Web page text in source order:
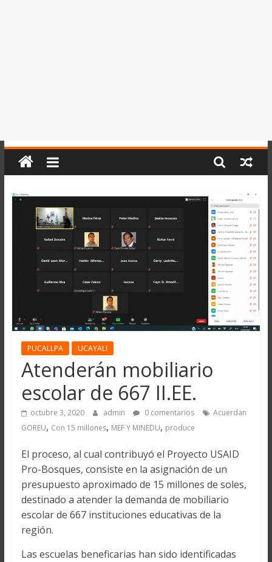
PUCALLPA UCAYALI
Atenderán mobiliario
escolar de 667 II.EE.
octubre 3, 2020 admin 0 comentarios
Acuerdan
GOREU, Con 15 millones, MEF Y MINEDU, produce
El proceso, al cual contribuyó el Proyecto USAID
Pro-Bosques, consiste en la asignación de un
presupuesto aproximado de 15 millones de soles,
destinado a atender la demanda de mobiliario
escolar de 667 instituciones educativas de la
región.
Las escuelas beneficarias han sido identificadas